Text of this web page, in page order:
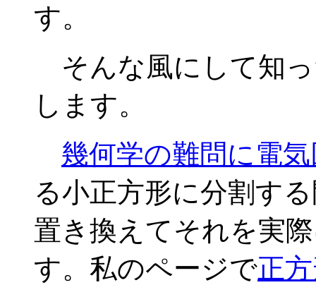
す。
そんな風にして知
します。
幾何学の難問に電
る小正方形に分割す
置き換えてそれを実
す。私のページで正